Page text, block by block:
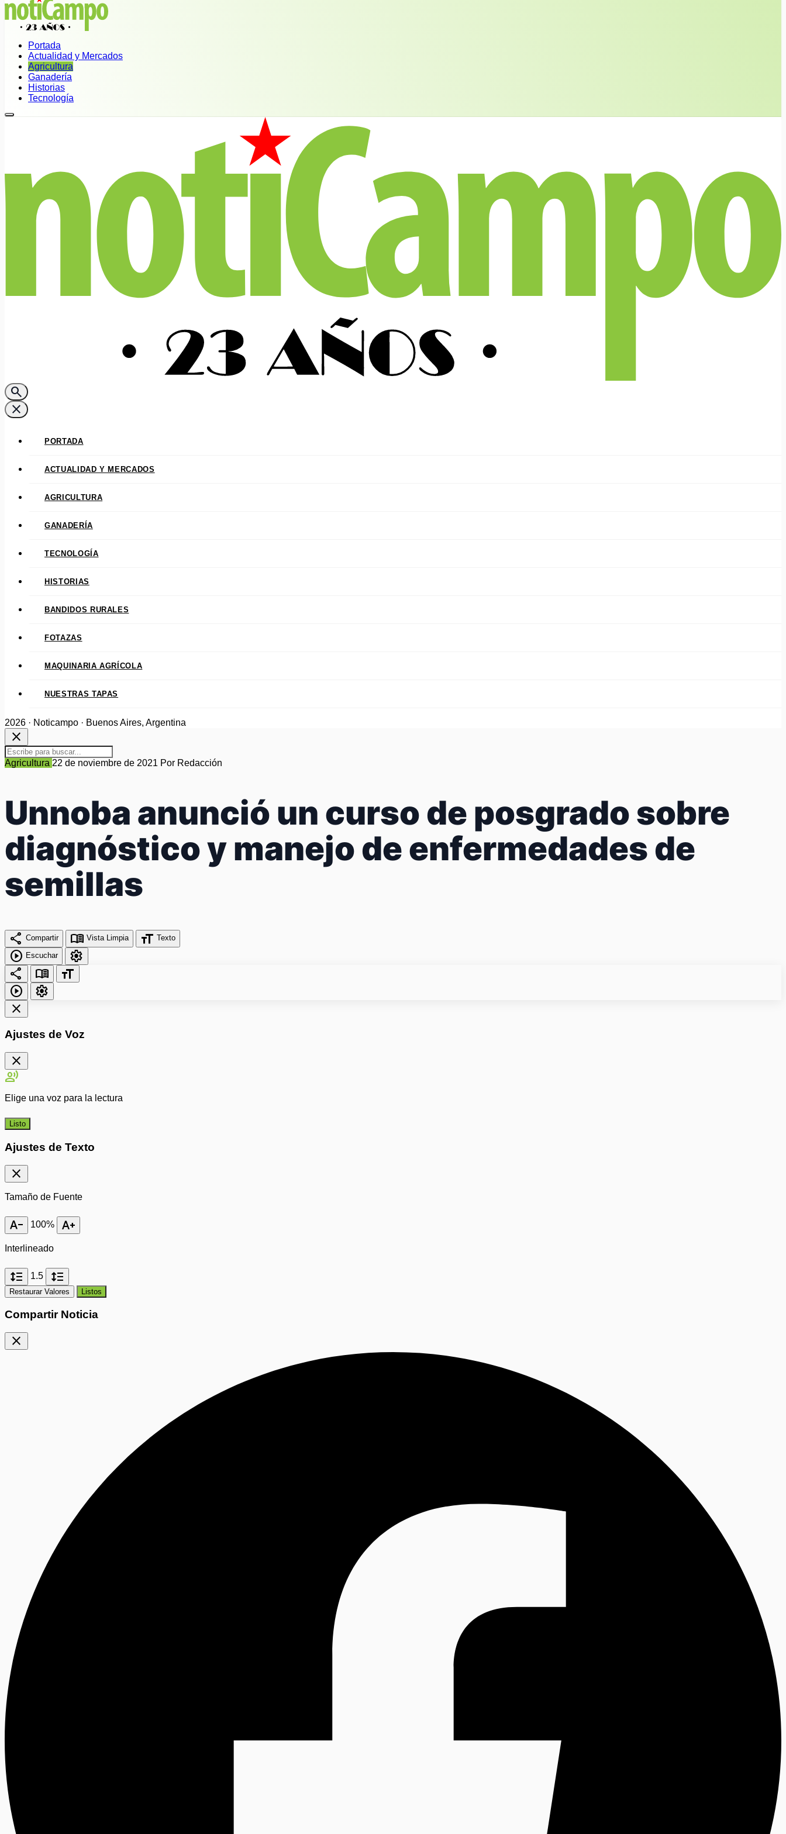
Portada
Actualidad y Mercados
Agricultura
Ganadería
Historias
Tecnología
search
close
PORTADA
ACTUALIDAD Y MERCADOS
AGRICULTURA
GANADERÍA
TECNOLOGÍA
HISTORIAS
BANDIDOS RURALES
FOTAZAS
MAQUINARIA AGRÍCOLA
NUESTRAS TAPAS
2026 · Noticampo · Buenos Aires, Argentina
close
Agricultura 22 de noviembre de 2021 Por Redacción
Unnoba anunció un curso de posgrado sobre
diagnóstico y manejo de enfermedades de
semillas
share Compartir menu_book Vista Limpia format_size Texto
play_circle Escuchar
settings
share
menu_book
format_size
play_circle
settings
close
Ajustes de Voz
close
record_voice_over
Elige una voz para la lectura
Listo
Ajustes de Texto
close
Tamaño de Fuente
text_decrease 100% text_increase
Interlineado
format_line_spacing 1.5 format_line_spacing
Restaurar Valores Listos
Compartir Noticia
close